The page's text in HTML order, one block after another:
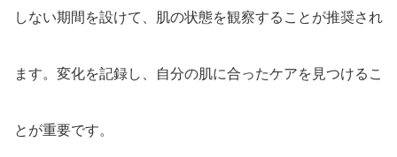
しない期間を設けて、肌の状態を観察することが推奨され
ます。変化を記録し、自分の肌に合ったケアを見つけるこ
とが重要です。